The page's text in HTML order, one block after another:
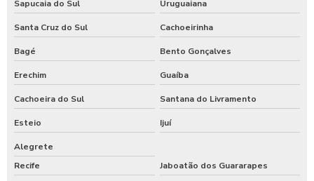
Sapucaia do Sul Uruguaiana
Santa Cruz do Sul Cachoeirinha
Bagé Bento Gonçalves
Erechim Guaíba
Cachoeira do Sul Santana do Livramento
Esteio Ijuí
Alegrete
Recife
Jaboatão dos Guararapes